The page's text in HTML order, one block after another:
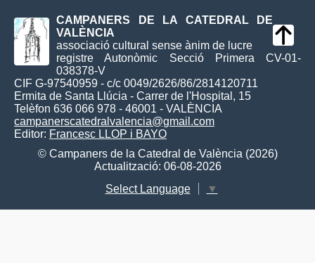
CAMPANERS DE LA CATEDRAL DE
VALÈNCIA
associació cultural sense ànim de lucre
registre Autonòmic Secció Primera CV-01-
038378-V
CIF G-97540959 - c/c 0049/2626/86/2814120711
Ermita de Santa Llúcia - Carrer de l'Hospital, 15
Telèfon 636 066 978 - 46001 - VALÈNCIA
campanerscatedralvalencia@gmail.com
Editor: Francesc LLOP i BAYO
© Campaners de la Catedral de València (2026)
Actualització: 06-08-2026
Select Language
▼